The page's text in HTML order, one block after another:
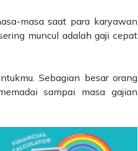
masa saat para karyawan
muncul adalah gaji cepat
Sebagian besar orang
sampai masa gajian